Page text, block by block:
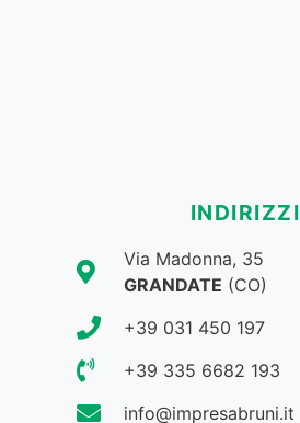
INDIRIZZI
Via Madonna, 35
GRANDATE (CO)
+39 031 450 197
+39 335 6682 193
info@impresabruni.it